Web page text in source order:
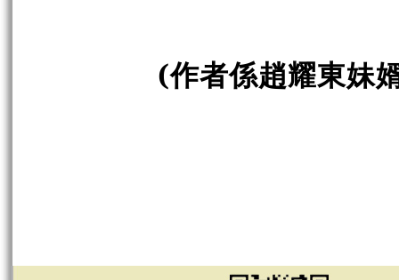
(作者係趙耀東妹